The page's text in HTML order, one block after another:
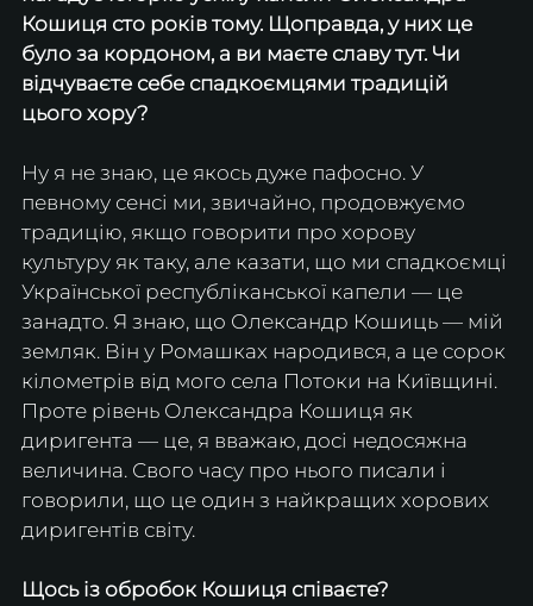
Кошиця сто років тому. Щоправда, у них це
було за кордоном, а ви маєте славу тут. Чи
відчуваєте себе спадкоємцями традицій
цього хору?
Ну я не знаю, це якось дуже пафосно. У
певному сенсі ми, звичайно, продовжуємо
традицію, якщо говорити про хорову
культуру як таку, але казати, що ми спадкоємці
Української республіканської капели — це
занадто. Я знаю, що Олександр Кошиць — мій
земляк. Він у Ромашках народився, а це сорок
кілометрів від мого села Потоки на Київщині.
Проте рівень Олександра Кошиця як
диригента — це, я вважаю, досі недосяжна
величина. Свого часу про нього писали і
говорили, що це один з найкращих хорових
диригентів світу.
Щось із обробок Кошиця співаєте?